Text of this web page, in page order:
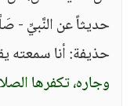
حديثاً عن النَّبيِّ -
حذيفة: أنا سمعته
وجاره، تكفرها